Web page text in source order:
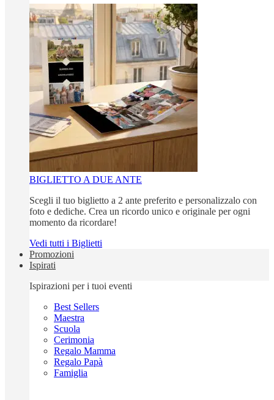
BIGLIETTO A DUE ANTE
Scegli il tuo biglietto a 2 ante preferito e personalizzalo con
foto e dediche. Crea un ricordo unico e originale per ogni
momento da ricordare!
Vedi tutti i Biglietti
Promozioni
Ispirati
Ispirazioni per i tuoi eventi
Best Sellers
Maestra
Scuola
Cerimonia
Regalo Mamma
Regalo Papà
Famiglia